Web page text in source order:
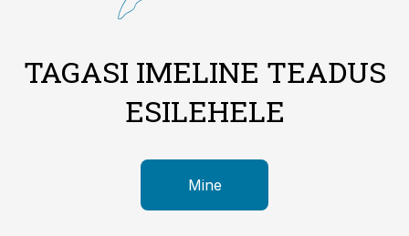
TAGASI IMELINE TEADUS
ESILEHELE
Mine